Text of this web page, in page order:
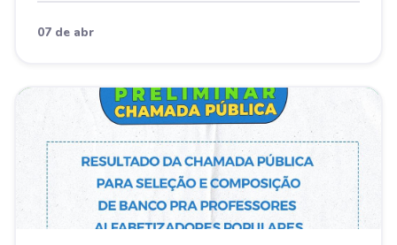
07 de abr